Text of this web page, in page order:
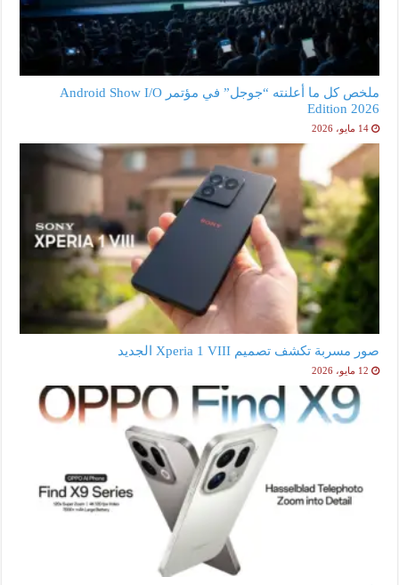
ملخص كل ما أعلنته “جوجل” في مؤتمر Android Show I/O
Edition 2026
14 مايو، 2026
صور مسربة تكشف تصميم Xperia 1 VIII الجديد
12 مايو، 2026